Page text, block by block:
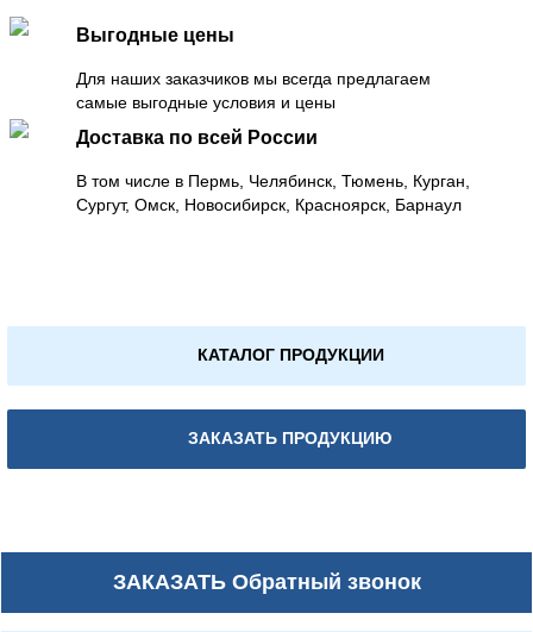
Выгодные цены
Для наших заказчиков мы всегда предлагаем
самые выгодные условия и цены
Доставка по всей России
В том числе в Пермь, Челябинск, Тюмень, Курган,
Сургут, Омск, Новосибирск, Красноярск, Барнаул
КАТАЛОГ ПРОДУКЦИИ
ЗАКАЗАТЬ ПРОДУКЦИЮ
ЗАКАЗАТЬОбратный звонок